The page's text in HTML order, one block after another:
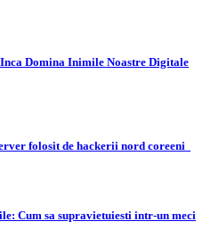
Domina Inimile Noastre Digitale
folosit de hackerii nord coreeni
Cum sa supravietuiesti intr-un meci